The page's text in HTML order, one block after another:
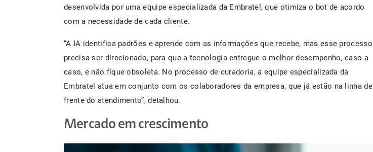
desenvolvida por uma equipe especializada da Embratel, que otimiza o bot de acordo
com a necessidade de cada cliente.
“A IA identifica padrões e aprende com as informações que recebe, mas esse processo
precisa ser direcionado, para que a tecnologia entregue o melhor desempenho, caso a
caso, e não fique obsoleta. No processo de curadoria, a equipe especializada da
Embratel atua em conjunto com os colaboradores da empresa, que já estão na linha de
frente do atendimento”, detalhou.
Mercado em crescimento